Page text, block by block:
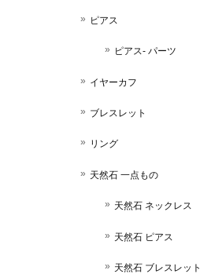
ピアス
ピアス- パーツ
イヤーカフ
ブレスレット
リング
天然石 一点もの
天然石 ネックレス
天然石 ピアス
天然石 ブレスレット